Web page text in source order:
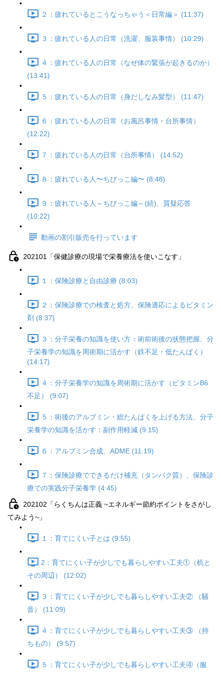
２：疲れているとこうなっちゃう＜日常編＞ (11:37)
３：疲れている人の日常（洗濯、服装事情） (10:29)
４：疲れている人の日常（なぜ体の緊張が起きるのか）
(13:41)
５：疲れている人の日常（身だしなみ髪型） (11:47)
６：疲れている人の日常（お風呂事情・台所事情）
(12:22)
７：疲れている人の日常（台所事情） (14:52)
８：疲れている人〜ちびっこ編〜 (8:48)
９：疲れている人～ちびっこ編～(続)、質疑応答
(10:22)
動画の割引販売を行っています
202101「保健診療の現場で栄養療法を使いこなす」
１：保険診療と自由診療 (8:03)
２：保険診療での検査と処方、保険適応によるビタミン
剤 (8:37)
３：分子栄養の知識を使い方：術前術後の状態把握、分
子栄養学の知識を周術期に活かす（鉄不足・低たんぱく）
(14:17)
４：分子栄養学の知識を周術期に活かす（ビタミンB6
不足） (9:07)
５：術後のアルブミン・総たんぱくを上げる方法、分子
栄養学の知識を活かす：副作用軽減 (9:15)
６：アルブミン合成、ADME (11:19)
７：保険診療でできるだけ補充（タンパク質）、保険診
療での実践分子栄養学 (4:45)
202102「らくちんは正義 ~エネルギー節約ポイントをさがし
てみよう~」
１：育てにくい子とは (9:55)
2：育てにくい子が少しでも暮らしやすい工夫①（机と
その周辺） (12:02)
３：育てにくい子が少しでも暮らしやすい工夫② （騒
音） (11:09)
４：育てにくい子が少しでも暮らしやすい工夫③ （持
ちもの） (9:57)
５：育てにくい子が少しでも暮らしやすい工夫④（服